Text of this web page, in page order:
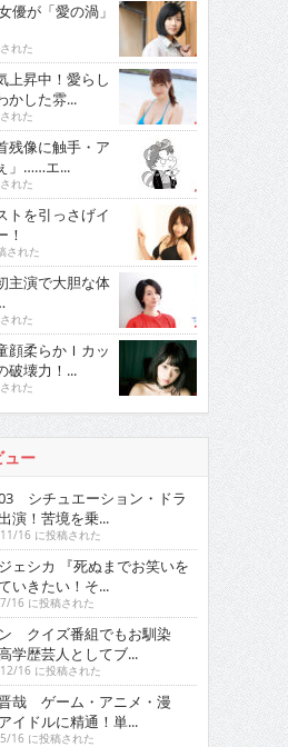
が「愛の渦」
れた
昇中！愛らし
かした雰...
れた
像に触手・ア
」……エ...
れた
を引っさげイ
！
された
演で大胆な体
れた
柔らかＩカッ
破壊力！...
れた
ュー
シチュエーション・ドラ
演！苦境を乗...
16 に投稿された
ェシカ 『死ぬまでお笑いを
いきたい！そ...
16 に投稿された
クイズ番組でもお馴染
学歴芸人としてブ...
16 に投稿された
哉 ゲーム・アニメ・漫
イドルに精通！単...
16 に投稿された